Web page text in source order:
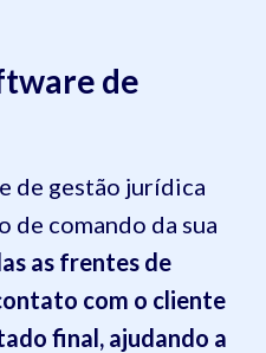
de
de gestão jurídica
de comando da sua
as frentes de
com o cliente
final, ajudando a